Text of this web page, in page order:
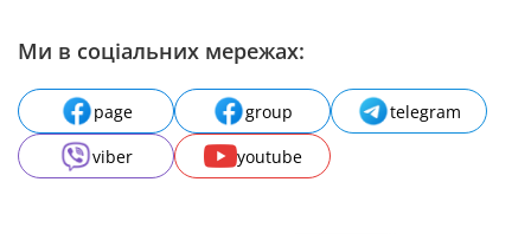
Ми в соціальних мережах:
page group
telegram
viber
youtube